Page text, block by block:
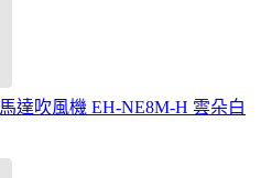
達吹風機 EH-NE8M-H 雲朵白